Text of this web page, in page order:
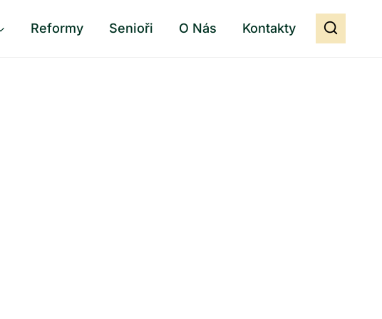
Reformy Senioři O Nás Kontakty